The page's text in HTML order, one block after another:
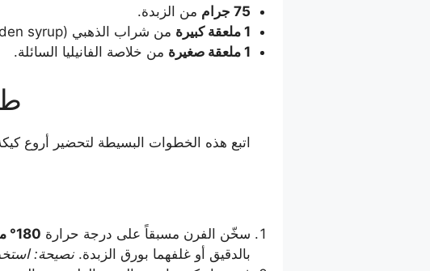
75 جرام
من الزبدة.
1 ملعقة كبيرة
من شراب الذهبي (Golden syrup) أو العسل كبديل.
1 ملعقة صغيرة
من خلاصة الفانيليا السائلة.
اتبع هذه الخطوات البسيطة لتحضير أروع
سخّن الفرن مسبقاً على درجة حرارة 180° مئوية
بالدقيق أو غلفهما بورق الزبدة. نصيحة: